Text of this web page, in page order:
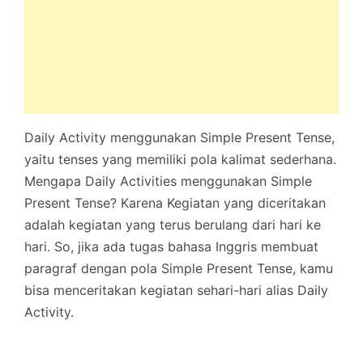
Daily Activity menggunakan Simple Present Tense,
yaitu tenses yang memiliki pola kalimat sederhana.
Mengapa Daily Activities menggunakan Simple
Present Tense? Karena Kegiatan yang diceritakan
adalah kegiatan yang terus berulang dari hari ke
hari. So, jika ada tugas bahasa Inggris membuat
paragraf dengan pola Simple Present Tense, kamu
bisa menceritakan kegiatan sehari-hari alias Daily
Activity.